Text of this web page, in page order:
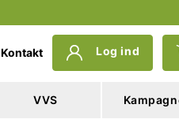
Kontakt Log ind
VVS